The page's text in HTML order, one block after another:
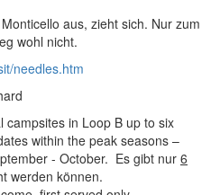
aus, zieht sich. Nur zum
wohl nicht.
needles.htm
campsites in Loop B up to six
within the peak seasons –
- October. Es gibt nur 6
werden können.